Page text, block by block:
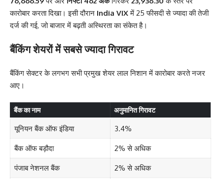
कारोबार करता दिखा। इसी दौरान India VIXमें 25 फीसदी से ज्यादा की तेजी
दर्ज की गई, जो बाजार में बढ़ती अस्थिरता का संकेत है।
बैंकिंग शेयरों में सबसे ज्यादा गिरावट
बैंकिंग सेक्टर के लगभग सभी प्रमुख शेयर लाल निशान में कारोबार करते नजर
आए।
बैंक का नाम अनुमानित गिरावट
यूनियन बैंक ऑफ इंडिया 3.4%
बैंक ऑफ बड़ौदा 2% से अधिक
पंजाब नेशनल बैंक 2% से अधिक